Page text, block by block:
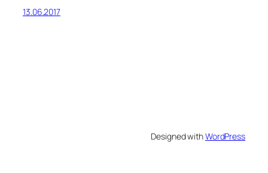
13.06.2017
Designed withWordPress